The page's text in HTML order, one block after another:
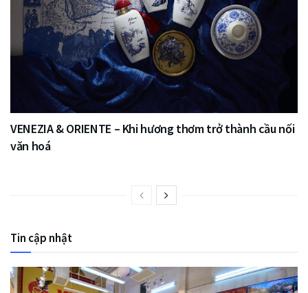
VENEZIA & ORIENTE – Khi hương thơm trở thành cầu nối
văn hoá
Tin cập nhật